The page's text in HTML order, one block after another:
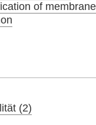
of
(2)